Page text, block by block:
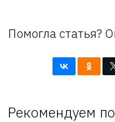
Помогла статья?
Рекомендуем